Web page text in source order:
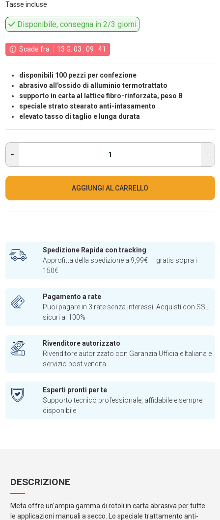
Tasse incluse
Disponibile, consegna in 2/3 giorni
Scade fra 13 G. 03 : 09 : 41
disponibili 100 pezzi per confezione
abrasivo all'ossido di alluminio termotrattato
supporto in carta al lattice fibro-rinforzata, peso B
speciale strato stearato anti-intasamento
elevato tasso di taglio e lunga durata
AGGIUNGI AL CARRELLO
Spedizione Rapida con tracking
Approfitta della spedizione a 9,99€ — gratis sopra i
150€
Pagamento a rate
Puoi pagare in 3 rate senza interessi. Acquisti con SSL
sicuri al 100%
Rivenditore autorizzato
Rivenditore autorizzato con Garanzia Ufficiale Italiana e
servizio post vendita
Esperti pronti per te
Supporto tecnico professionale, affidabile e sempre
disponibile
DESCRIZIONE
Meta offre un'ampia gamma di rotoli in carta abrasiva per tutte
le applicazioni manuali a secco. Lo speciale trattamento anti-